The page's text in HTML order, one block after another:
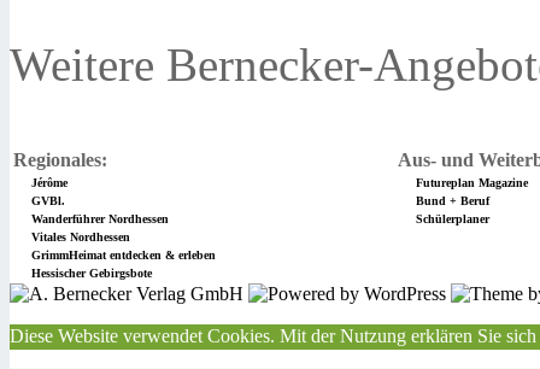
Weitere Bernecker-
Regionales: Aus- und
Jérôme
Futureplan Magazine
GVBl.
Bund + Beruf
Wanderführer Nordhessen
Schülerplaner
Vitales Nordhessen
GrimmHeimat entdecken & erleben
Hessischer Gebirgsbote
Diese Website verwendet Cookies. Mit der Nutzung erklären Sie